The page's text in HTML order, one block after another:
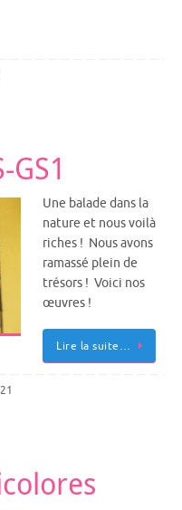
Une balade dans la
nature et nous voilà
riches ! Nous avons
ramassé plein de
trésors ! Voici nos
œuvres !
Lire la suite…